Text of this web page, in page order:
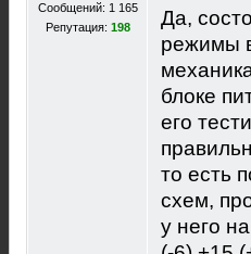
Сообщений: 1 165
Репутация: 198
Да,
режимы
блоке
его
то есть
схем,
у него